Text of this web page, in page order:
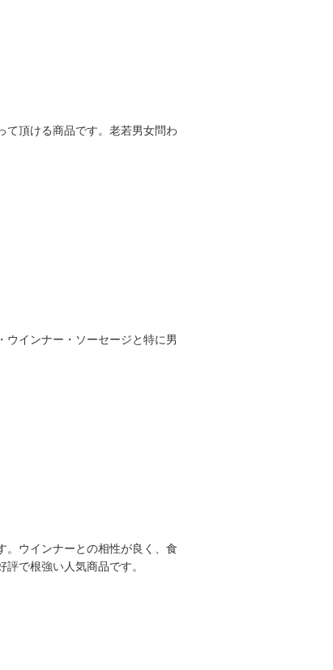
て頂ける商品です。老若男女問わ
ウインナー・ソーセージと特に男
。ウインナーとの相性が良く、食
で根強い人気商品です。